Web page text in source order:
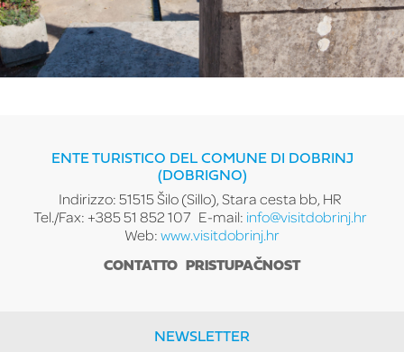
ENTE TURISTICO DEL COMUNE DI DOBRINJ
(DOBRIGNO)
Indirizzo: 51515 Šilo (Sillo), Stara cesta bb, HR
Tel./Fax: +385 51 852 107 E-mail: info@visitdobrinj.hr
Web:www.visitdobrinj.hr
CONTATTO PRISTUPAČNOST
NEWSLETTER